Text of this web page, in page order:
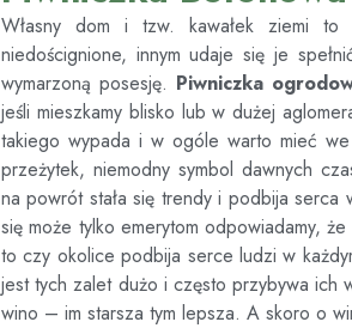
Własny dom i tzw. kawałek ziemi
niedoścignione, innym udaje się je
wymarzoną posesję. Piwniczka
jeśli mieszkamy blisko lub w dużej
takiego wypada i w ogóle warto mieć
przeżytek, niemodny symbol dawnych
na powrót stała się trendy i podbija serca
się może tylko emerytom odpowiadamy,
to czy okolice podbija serce ludzi w
jest tych zalet dużo i często przybywa ich
wino – im starsza tym lepsza. A skoro o